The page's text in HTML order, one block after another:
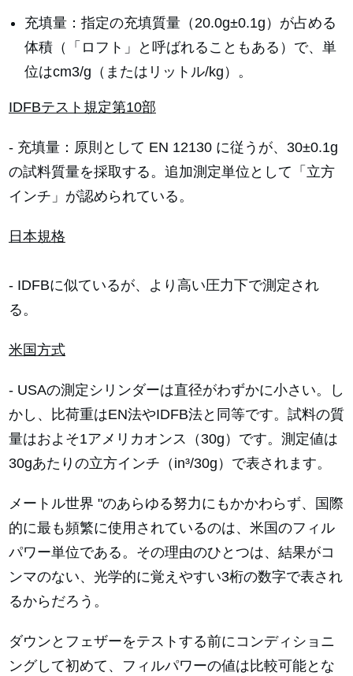
充填量：指定の充填質量（20.0g±0.1g）が占める
体積（「ロフト」と呼ばれることもある）で、単
位はcm3/g（またはリットル/kg）。
IDFBテスト規定第10部
- 充填量：原則として EN 12130 に従うが、30±0.1g
の試料質量を採取する。追加測定単位として「立方
インチ」が認められている。
日本規格
- IDFBに似ているが、より高い圧力下で測定され
る。
米国方式
- USAの測定シリンダーは直径がわずかに小さい。し
かし、比荷重はEN法やIDFB法と同等です。試料の質
量はおよそ1アメリカオンス（30g）です。測定値は
30gあたりの立方インチ （in³/30g ）で表されます。
メートル世界 "のあらゆる努力にもかかわらず、国際
的に最も頻繁に使用されているのは、米国のフィル
パワー単位である。その理由のひとつは、結果がコ
ンマのない、光学的に覚えやすい3桁の数字で表され
るからだろう。
ダウンとフェザーをテストする前にコンディショニ
ングして初めて、フィルパワーの値は比較可能とな